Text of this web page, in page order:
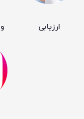
ارزیابی